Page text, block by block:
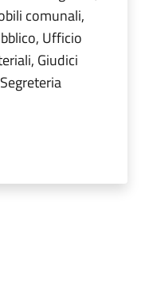
comunali,
Ufficio
Giudici